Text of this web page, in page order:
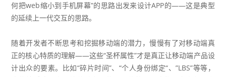
何把web缩小到手机屏幕”的思路出发来设计APP的——这是典型
的延续上一代交互的思路。
随着开发者不断思考和挖掘移动端的潜力，慢慢有了对移动端真
正的核心特质的理解——这些“圣杯属性”才是真正让移动端产品设
计出众的要素。比如“碎片时间”、“个人身份绑定“、”LBS”等等，